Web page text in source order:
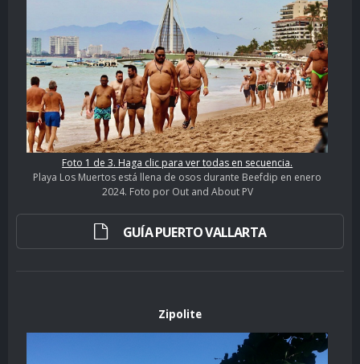
Foto 1 de 3. Haga clic para ver todas en secuencia.
Playa Los Muertos está llena de osos durante Beefdip en enero
2024. Foto por Out and About PV
GUÍA PUERTO VALLARTA
Zipolite